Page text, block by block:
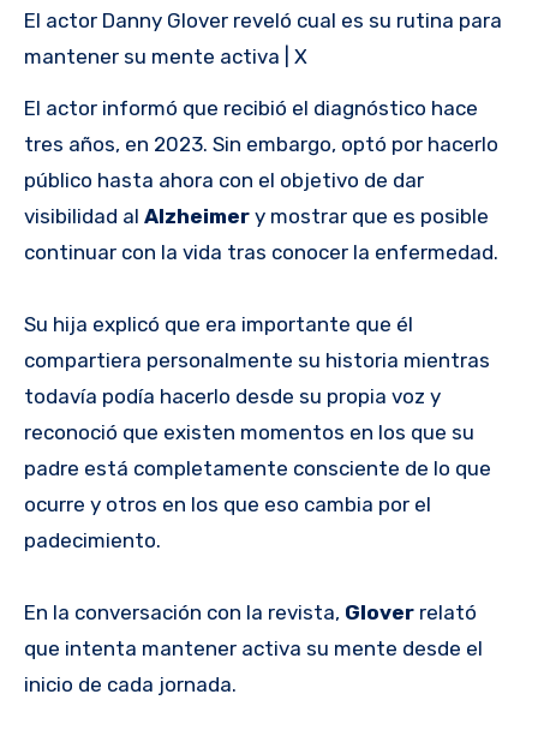
El actor Danny Glover reveló cual es su rutina para
mantener su mente activa | X
El actor informó que recibió el diagnóstico hace
tres años, en 2023. Sin embargo, optó por hacerlo
público hasta ahora con el objetivo de dar
visibilidad al Alzheimer y mostrar que es posible
continuar con la vida tras conocer la enfermedad.
Su hija explicó que era importante que él
compartiera personalmente su historia mientras
todavía podía hacerlo desde su propia voz y
reconoció que existen momentos en los que su
padre está completamente consciente de lo que
ocurre y otros en los que eso cambia por el
padecimiento.
En la conversación con la revista, Glover relató
que intenta mantener activa su mente desde el
inicio de cada jornada.